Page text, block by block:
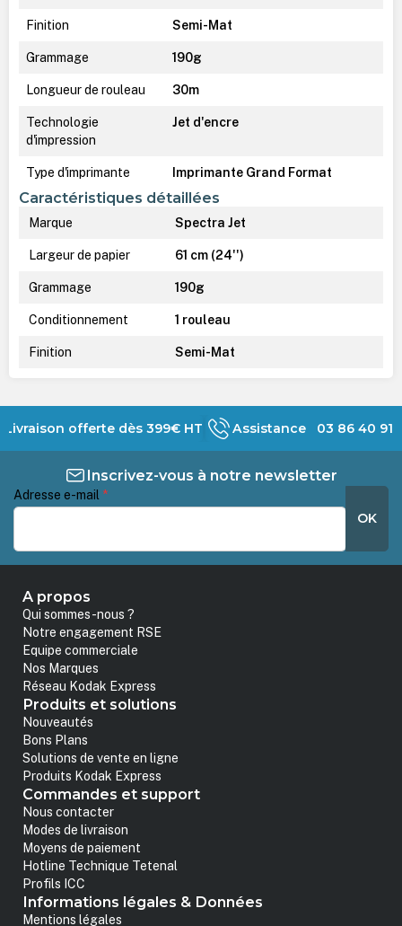
Finition Semi-Mat
Grammage 190g
Longueur de rouleau 30m
Technologie
d'impression
Jet d'encre
Type d'imprimante Imprimante Grand Format
Caractéristiques détaillées
Marque Spectra Jet
Largeur de papier 61 cm (24'')
Grammage 190g
Conditionnement 1 rouleau
Finition Semi-Mat
Livraison offerte dès 399€ HT Assistance 03 86 40 91
Inscrivez-vous à notre newsletter
Adresse e-mail *
OK
A propos
Qui sommes-nous ?
Notre engagement RSE
Equipe commerciale
Nos Marques
Réseau Kodak Express
Produits et solutions
Nouveautés
Bons Plans
Solutions de vente en ligne
Produits Kodak Express
Commandes et support
Nous contacter
Modes de livraison
Moyens de paiement
Hotline Technique Tetenal
Profils ICC
Informations légales & Données
Mentions légales